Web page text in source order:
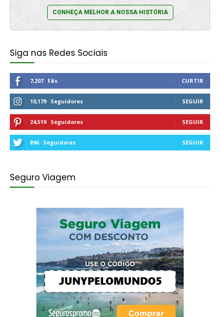
CONHEÇA MELHOR A NOSSA HISTÓRIA
Siga nas Redes Sociais
7,207 Fãs CURTIR
10,179 Seguidores SEGUIR
24,519 Seguidores SEGUIR
896 Seguidores SEGUIR
Seguro Viagem